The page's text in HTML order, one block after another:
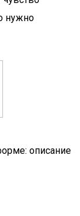
нужно
описание